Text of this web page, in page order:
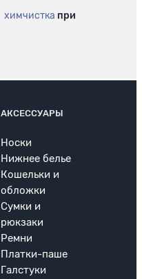
химчистка при
АКСЕССУАРЫ
Носки
Нижнее белье
Кошельки и
обложки
Сумки и
рюкзаки
Ремни
Платки-паше
Галстуки